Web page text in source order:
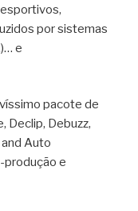
por sistemas
e
pacote de
Declip, Debuzz,
Auto
produção e